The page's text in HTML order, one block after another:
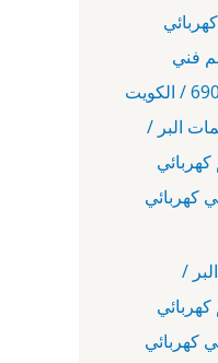
فني
البر /
رقم كهربائي
كهربائي
/
رقم كهربائي
كهربائي